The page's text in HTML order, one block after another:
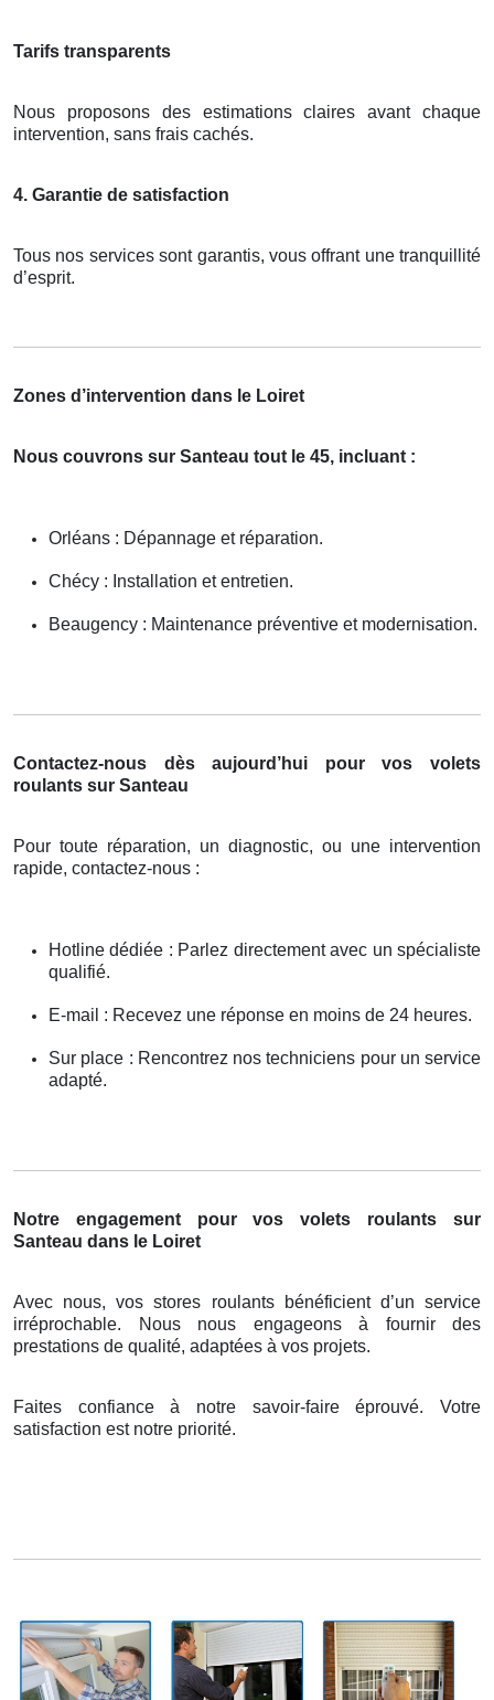
Tarifs transparents
Nous proposons des estimations claires avant chaque
intervention, sans frais cachés.
4. Garantie de satisfaction
Tous nos services sont garantis, vous offrant une tranquillité
d’esprit.
Zones d’intervention dans le Loiret
Nous couvrons sur Santeau tout le 45, incluant :
Orléans : Dépannage et réparation.
Chécy : Installation et entretien.
Beaugency : Maintenance préventive et modernisation.
Contactez-nous dès aujourd’hui pour vos volets
roulants sur Santeau
Pour toute réparation, un diagnostic, ou une intervention
rapide, contactez-nous :
Hotline dédiée : Parlez directement avec un spécialiste
qualifié.
E-mail : Recevez une réponse en moins de 24 heures.
Sur place : Rencontrez nos techniciens pour un service
adapté.
Notre engagement pour vos volets roulants sur
Santeau dans le Loiret
Avec nous, vos stores roulants bénéficient d’un service
irréprochable. Nous nous engageons à fournir des
prestations de qualité, adaptées à vos projets.
Faites confiance à notre savoir-faire éprouvé. Votre
satisfaction est notre priorité.